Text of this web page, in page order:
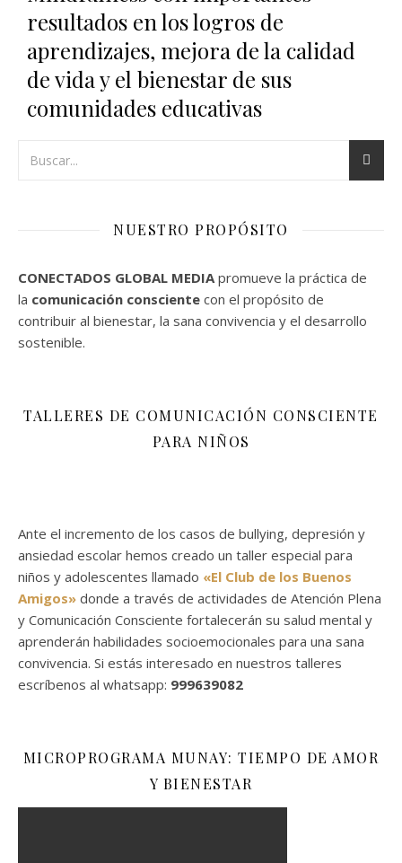
resultados en los logros de
aprendizajes, mejora de la calidad
de vida y el bienestar de sus
comunidades educativas
NUESTRO PROPÓSITO
CONECTADOS GLOBAL MEDIApromueve la práctica de
la comunicación consciente con el propósito de
contribuir al bienestar, la sana convivencia y el desarrollo
sostenible.
TALLERES DE COMUNICACIÓN CONSCIENTE
PARA NIÑOS
Ante el incremento de los casos de bullying, depresión y
ansiedad escolar hemos creado un taller especial para
niños y adolescentes llamado «El Club de los Buenos
Amigos» donde a través de actividades de Atención Plena
y Comunicación Consciente fortalecerán su salud mental y
aprenderán habilidades socioemocionales para una sana
convivencia. Si estás interesado en nuestros talleres
escríbenos al whatsapp: 999639082
MICROPROGRAMA MUNAY: TIEMPO DE AMOR
Y BIENESTAR